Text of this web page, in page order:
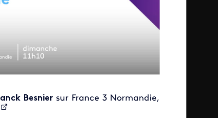
Besnier sur France 3 Normandie,